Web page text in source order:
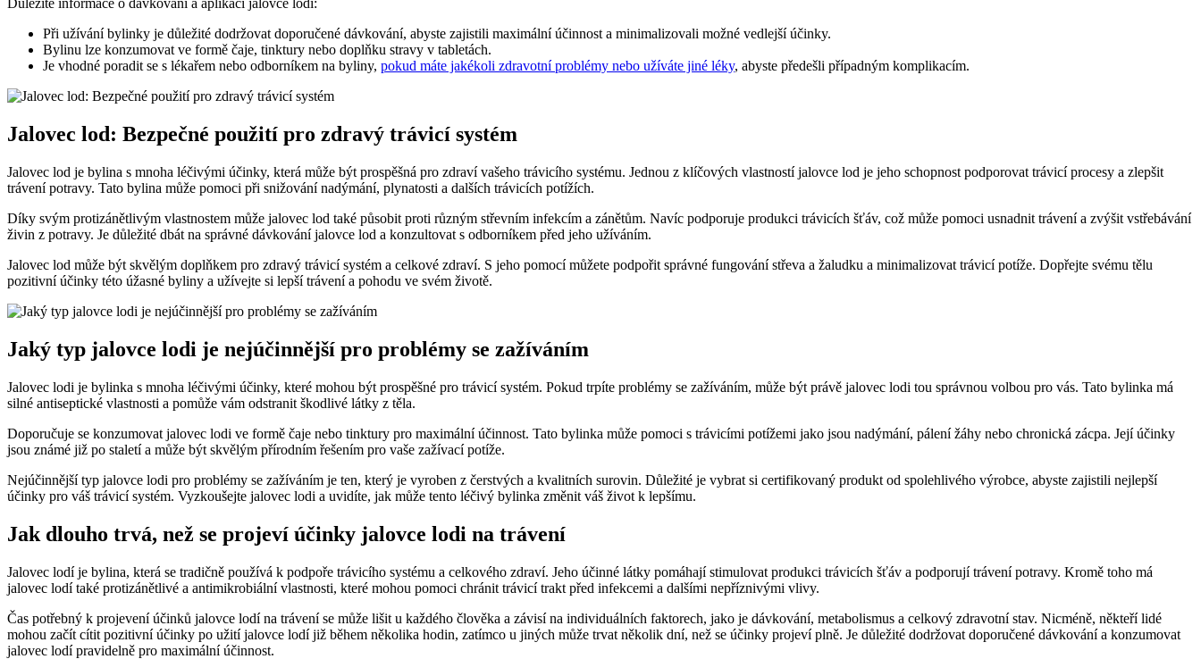
Důležité informace o dávkování a aplikaci jalovce lodi:
Při užívání bylinky je důležité dodržovat doporučené dávkování, abyste zajistili maximální účinnost a minimalizovali možné vedlejší účinky.
Bylinu lze konzumovat ve formě čaje, tinktury nebo doplňku stravy v tabletách.
Je vhodné poradit se s lékařem nebo odborníkem na byliny, pokud máte jakékoli zdravotní problémy nebo užíváte jiné léky, abyste předešli případným komplikacím.
Jalovec lod: Bezpečné použití pro zdravý trávicí systém
Jalovec lod je bylina s mnoha léčivými účinky, která může být prospěšná pro zdraví vašeho trávicího systému. Jednou z klíčových vlastností jalovce lod je jeho schopnost podporovat trávicí procesy a zlepšit
trávení potravy. Tato bylina může pomoci při snižování nadýmání, plynatosti a dalších trávicích potížích.
Díky svým protizánětlivým vlastnostem může jalovec lod také působit proti různým střevním infekcím a zánětům. Navíc podporuje produkci trávicích šťáv, což může pomoci usnadnit trávení a zvýšit vstřebávání
živin z potravy. Je důležité dbát na správné dávkování jalovce lod a konzultovat s odborníkem před jeho užíváním.
Jalovec lod může být skvělým doplňkem pro zdravý trávicí systém a celkové zdraví. S jeho pomocí můžete podpořit správné fungování střeva a žaludku a minimalizovat trávicí potíže. Dopřejte svému tělu
pozitivní účinky této úžasné byliny a užívejte si lepší trávení a pohodu ve svém životě.
Jaký typ jalovce lodi je nejúčinnější pro problémy se zažíváním
Jalovec lodi je bylinka s mnoha léčivými účinky, které mohou být prospěšné pro trávicí systém. Pokud trpíte problémy se zažíváním, může být právě jalovec lodi tou správnou volbou pro vás. Tato bylinka má
silné antiseptické vlastnosti a pomůže vám odstranit škodlivé látky z těla.
Doporučuje se konzumovat jalovec lodi ve formě čaje nebo tinktury pro maximální účinnost. Tato bylinka může pomoci s trávicími potížemi jako jsou nadýmání, pálení žáhy nebo chronická zácpa. Její účinky
jsou známé již po staletí a může být skvělým přírodním řešením pro vaše zažívací potíže.
Nejúčinnější typ jalovce lodi pro problémy se zažíváním je ten, který je vyroben z čerstvých a kvalitních surovin. Důležité je vybrat si certifikovaný produkt od spolehlivého výrobce, abyste zajistili nejlepší
účinky pro váš trávicí systém. Vyzkoušejte jalovec lodi a uvidíte, jak může tento léčivý bylinka změnit váš život k lepšímu.
Jak dlouho trvá, než se projeví účinky jalovce lodi na trávení
Jalovec lodí je bylina, která se tradičně používá k podpoře trávicího systému a celkového zdraví. Jeho účinné látky pomáhají stimulovat produkci trávicích šťáv a podporují trávení potravy. Kromě toho má
jalovec lodí také protizánětlivé a antimikrobiální vlastnosti, které mohou pomoci chránit trávicí trakt před infekcemi a dalšími nepříznivými vlivy.
Čas potřebný k projevení účinků jalovce lodí na trávení se může lišit u každého člověka a závisí na individuálních faktorech, jako je dávkování, metabolismus a celkový zdravotní stav. Nicméně, někteří lidé
mohou začít cítit pozitivní účinky po užití jalovce lodí již během několika hodin, zatímco u jiných může trvat několik dní, než se účinky projeví plně. Je důležité dodržovat doporučené dávkování a konzumovat
jalovec lodí pravidelně pro maximální účinnost.